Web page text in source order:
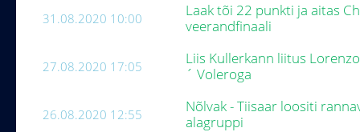
31.08.2020 10:00
Laak tõi 22 punkti ja aitas
veerandfinaali
27.08.2020 17:05
Liis Kullerkann liitus
´ Voleroga
26.08.2020 12:55
Nõlvak - Tiisaar loositi
alagruppi